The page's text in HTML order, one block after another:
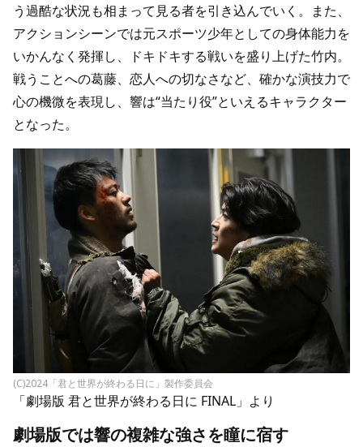
う過酷な状況も相まって見る者を引き込んでいく。また、
アクションシーンでは元スポーツ少年としての身体能力を
いかんなく発揮し、ドキドキする戦いを盛り上げた竹内。
戦うことへの葛藤、恋人への切なさなど、確かな演技力で
心の機微を表現し、響は“当たり役”といえるキャラクター
となった。
(C)2024「君と世界が終わる日に」製作委員会
「劇場版 君と世界が終わる日に FINAL」より
劇場版では響の複雑な強さを瞳に宿す